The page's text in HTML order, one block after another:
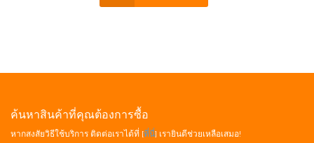
ค้นหาสินค้าที่คุณต้องการซื้อ
หากสงสัยวิธีใช้บริการ ติดต่อเราได้ที่ [ที่นี่] เรายินดีช่วยเหลือเสมอ!